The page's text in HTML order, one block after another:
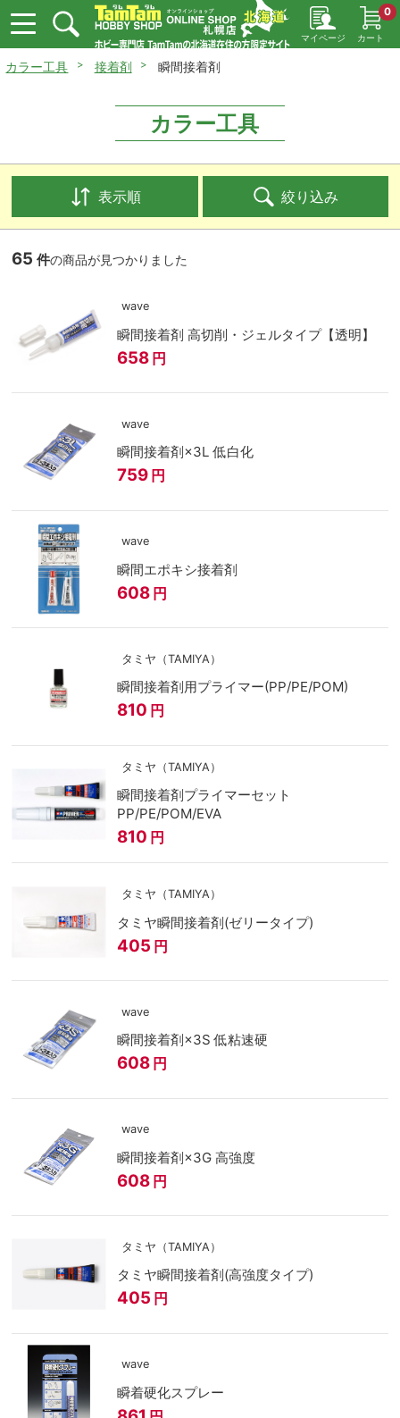
マイページ カート
0
カラー工具 接着剤 瞬間接着剤
カラー工具
表示順 絞り込み
65 件の商品が見つかりました
wave
瞬間接着剤 高切削・ジェルタイプ【透明】
658 円
wave
瞬間接着剤×3L 低白化
759 円
wave
瞬間エポキシ接着剤
608 円
タミヤ（TAMIYA）
瞬間接着剤用プライマー(PP/PE/POM)
810 円
タミヤ（TAMIYA）
瞬間接着剤プライマーセット
PP/PE/POM/EVA
810 円
タミヤ（TAMIYA）
タミヤ瞬間接着剤(ゼリータイプ)
405 円
wave
瞬間接着剤×3S 低粘速硬
608 円
wave
瞬間接着剤×3G 高強度
608 円
タミヤ（TAMIYA）
タミヤ瞬間接着剤(高強度タイプ)
405 円
wave
瞬着硬化スプレー